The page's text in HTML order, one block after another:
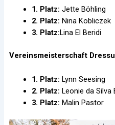
1. Platz: Jette Böhling
2. Platz: Nina Kobliczek
3. Platz:Lina El Beridi
Vereinsmeisterschaft
1. Platz: Lynn Seesing
2. Platz: Leonie da Silva
3. Platz: Malin Pastor